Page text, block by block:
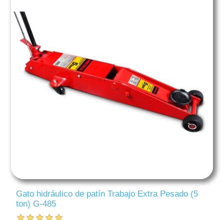
Gato hidráulico de patín Trabajo Extra Pesado (5
ton) G-485